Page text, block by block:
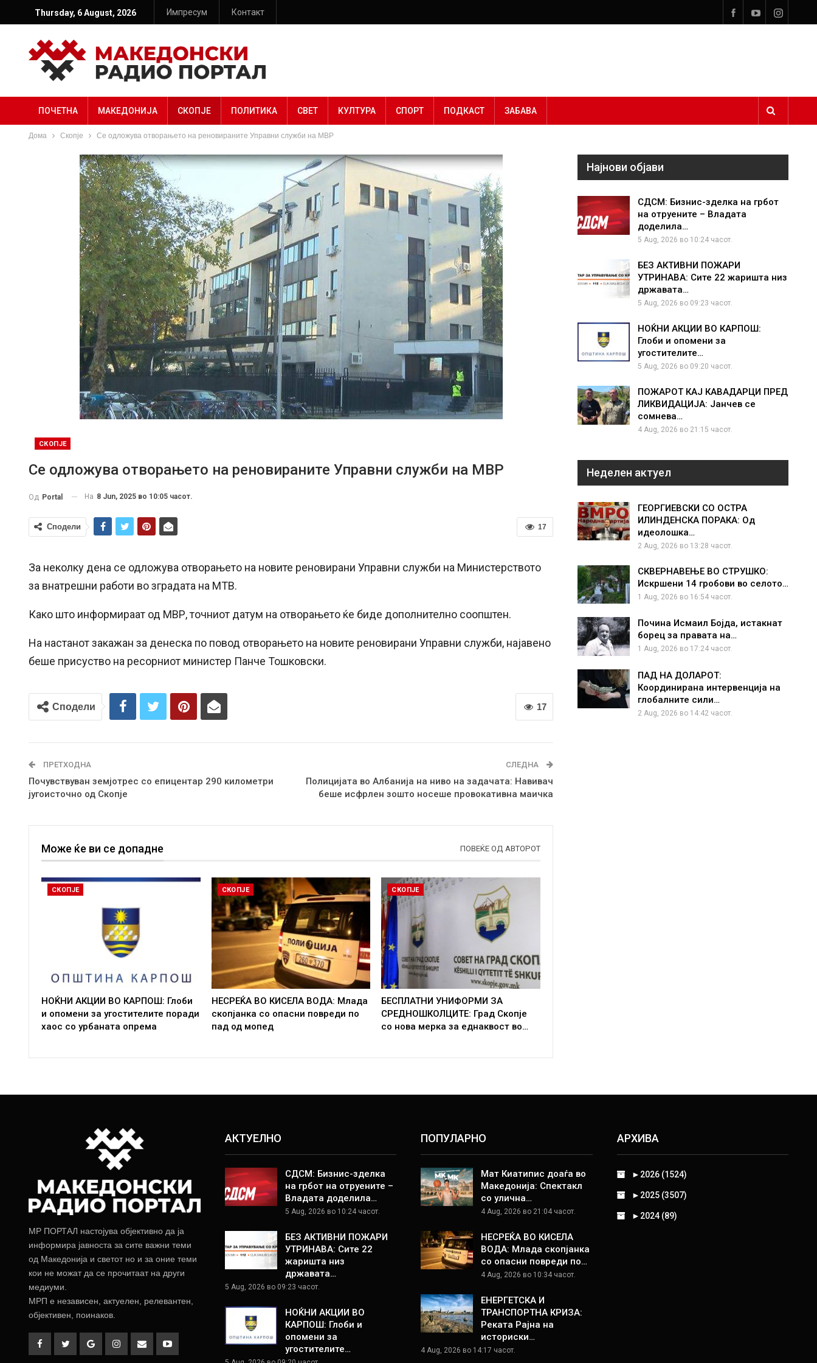
Thursday, 6 August, 2026 Импресум Контакт
ПОЧЕТНА МАКЕДОНИЈА СКОПЈЕ ПОЛИТИКА СВЕТ КУЛТУРА СПОРТ ПОДКАСТ ЗАБАВА
Дома Скопје Се одложува отворањето на реновираните Управни служби на МВР
СКОПЈЕ
Се одложува отворањето на реновираните Управни служби на МВР
Од Portal На 8 Jun, 2025 во 10:05 часот.
17
Сподели
За неколку дена се одложува отворањето на новите реновирани Управни служби на Министерството
за внатрешни работи во зградата на МТВ.
Како што информираат од МВР, точниот датум на отворањето ќе биде дополнително соопштен.
На настанот закажан за денеска по повод отворањето на новите реновирани Управни служби, најавено
беше присуство на ресорниот министер Панче Тошковски.
17
Сподели
ПРЕТХОДНА
Почувствуван земјотрес со епицентар 290 километри
југоисточно од Скопје
СЛЕДНА
Полицијата во Албанија на ниво на задачата: Навивач
беше исфрлен зошто носеше провокативна маичка
Може ќе ви се допадне ПОВЕЌЕ ОД АВТОРОТ
СКОПЈЕ
НОЌНИ АКЦИИ ВО КАРПОШ: Глоби
и опомени за угостителите поради
хаос со урбаната опрема
СКОПЈЕ
НЕСРЕЌА ВО КИСЕЛА ВОДА: Млада
скопјанка со опасни повреди по
пад од мопед
СКОПЈЕ
БЕСПЛАТНИ УНИФОРМИ ЗА
СРЕДНОШКОЛЦИТЕ: Град Скопје
со нова мерка за еднаквост во…
Најнови објави
СДСМ: Бизнис-зделка на грбот
на отруените – Владата
доделила…
5 Aug, 2026 во 10:24 часот.
БЕЗ АКТИВНИ ПОЖАРИ
УТРИНАВА: Сите 22 жаришта низ
државата…
5 Aug, 2026 во 09:23 часот.
НОЌНИ АКЦИИ ВО КАРПОШ:
Глоби и опомени за
угостителите…
5 Aug, 2026 во 09:20 часот.
ПОЖАРОТ КАЈ КАВАДАРЦИ ПРЕД
ЛИКВИДАЦИЈА: Јанчев се
сомнева…
4 Aug, 2026 во 21:15 часот.
Неделен актуел
ГЕОРГИЕВСКИ СО ОСТРА
ИЛИНДЕНСКА ПОРАКА: Од
идеолошка…
2 Aug, 2026 во 13:28 часот.
СКВЕРНАВЕЊЕ ВО СТРУШКО:
Искршени 14 гробови во селото…
1 Aug, 2026 во 16:54 часот.
Почина Исмаил Бојда, истакнат
борец за правата на…
1 Aug, 2026 во 17:24 часот.
ПАД НА ДОЛАРОТ:
Координирана интервенција на
глобалните сили…
2 Aug, 2026 во 14:42 часот.
МР ПОРТАЛ настојува објективно да ја
информира јавноста за сите важни теми
од Македонија и светот но и за оние теми
кои не можат да се прочитаат на други
медиуми.
МРП е независен, актуелен, релевантен,
објективен, поинаков.
АКТУЕЛНО
СДСМ: Бизнис-зделка
на грбот на отруените –
Владата доделила…
5 Aug, 2026 во 10:24 часот.
БЕЗ АКТИВНИ ПОЖАРИ
УТРИНАВА: Сите 22
жаришта низ
државата…
5 Aug, 2026 во 09:23 часот.
НОЌНИ АКЦИИ ВО
КАРПОШ: Глоби и
опомени за
угостителите…
ПОПУЛАРНО
Мат Киатипис доаѓа во
Македонија: Спектакл
со улична…
4 Aug, 2026 во 21:04 часот.
НЕСРЕЌА ВО КИСЕЛА
ВОДА: Млада скопјанка
со опасни повреди по…
4 Aug, 2026 во 10:34 часот.
ЕНЕРГЕТСКА И
ТРАНСПОРТНА КРИЗА:
Реката Рајна на
историски…
4 Aug, 2026 во 14:17 часот.
АРХИВА
► 2026 (1524)
► 2025 (3507)
► 2024 (89)